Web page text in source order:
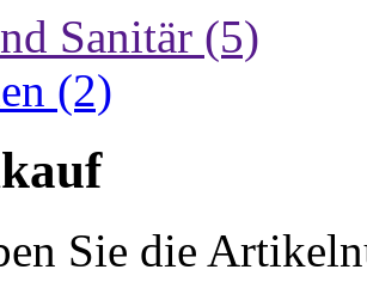
Sanitär (5)
(2)
Sie die